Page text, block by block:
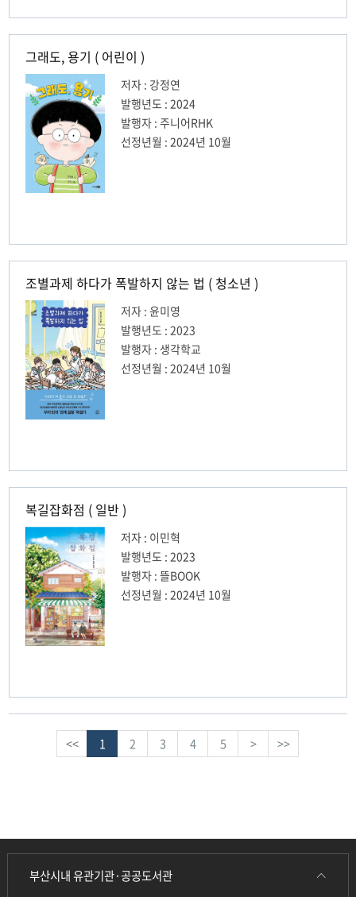
그래도, 용기 ( 어린이 )
저자 : 강정연
발행년도 : 2024
발행자 : 주니어RHK
선정년월 : 2024년 10월
조별과제 하다가 폭발하지 않는 법 ( 청소년 )
저자 : 윤미영
발행년도 : 2023
발행자 : 생각학교
선정년월 : 2024년 10월
복길잡화점 ( 일반 )
저자 : 이민혁
발행년도 : 2023
발행자 : 뜰BOOK
선정년월 : 2024년 10월
<< 1 2 3 4 5 > >>
부산시내 유관기관·공공도서관